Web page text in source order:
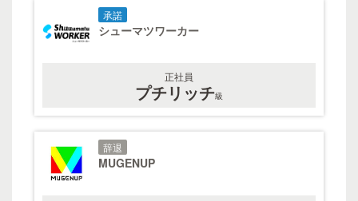
承諾
シューマツワーカー
正社員
プチリッチ級
辞退
MUGENUP